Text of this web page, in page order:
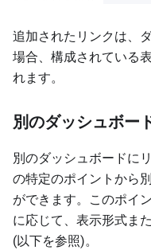
追加されたリンクは、
場合、構成されている
れます。
別のダッシュボー
別のダッシュボードに
の特定のポイントから
ができます。このポイ
に応じて、表示形式ま
(以下を参照)。